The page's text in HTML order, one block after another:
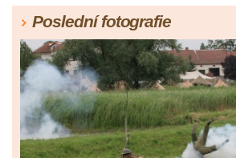
Poslední fotografie